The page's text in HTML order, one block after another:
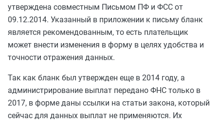
утверждена совместным Письмом ПФ и ФСС от
09.12.2014. Указанный в приложении к письму бланк
является рекомендованным, то есть плательщик
может внести изменения в форму в целях удобства и
точности отражения данных.
Так как бланк был утвержден еще в 2014 году, а
администрирование выплат передано ФНС только в
2017, в форме даны ссылки на статьи закона, который
сейчас для данных выплат не применяются. Их